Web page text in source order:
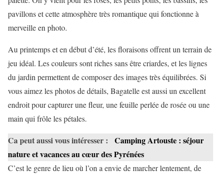
pavillons et cette atmosphère très romantique qui fonctionne à
merveille en photo.
Au printemps et en début d’été, les floraisons offrent un terrain de
jeu idéal. Les couleurs sont riches sans être criardes, et les lignes
du jardin permettent de composer des images très équilibrées. Si
vous aimez les photos de détails, Bagatelle est aussi un excellent
endroit pour capturer une fleur, une feuille perlée de rosée ou une
main qui frôle les pétales.
Ca peut aussi vous intéresser :
Camping Artouste : séjour
nature et vacances au cœur des Pyrénées
C’est le genre de lieu où l’on a envie de marcher lentement, de